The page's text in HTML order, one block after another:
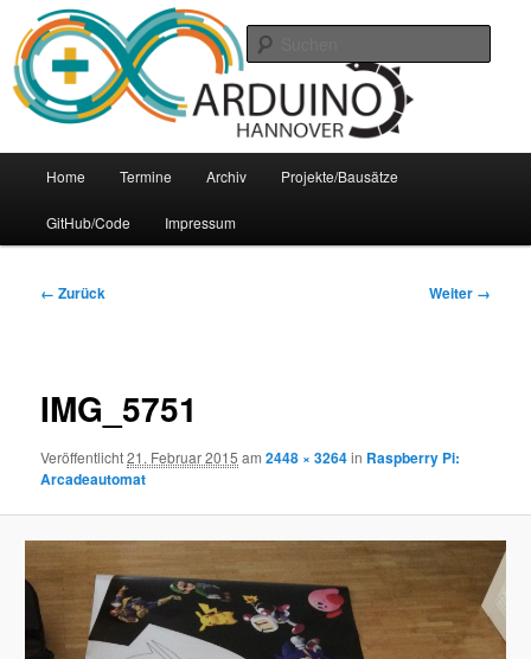
Inhalt
wechseln
Arduino-Hannover
Arduino Treffpunkt der Region Hannover
Home Termine Archiv Projekte/Bausätze
GitHub/Code Impressum
Bilder-
← Zurück Weiter →
IMG_5751
Veröffentlicht21. Februar 2015 am2448 × 3264in Raspberry Pi:
Arcadeautomat